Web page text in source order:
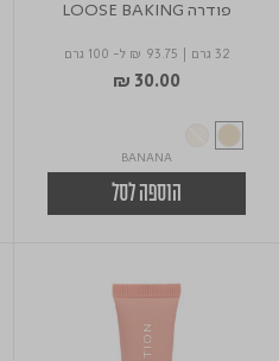
פודרה LOOSE BAKING
32 גרם ₪ 93.75 ל- 100 גרם
₪ 30.00
BANANA
הוספה לסל